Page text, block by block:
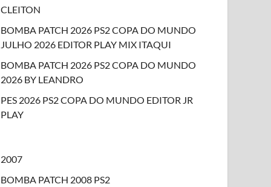
CLEITON
BOMBA PATCH 2026 PS2 COPA DO MUNDO
JULHO 2026 EDITOR PLAY MIX ITAQUI
BOMBA PATCH 2026 PS2 COPA DO MUNDO
2026 BY LEANDRO
PES 2026 PS2 COPA DO MUNDO EDITOR JR
PLAY
2007
BOMBA PATCH 2008 PS2